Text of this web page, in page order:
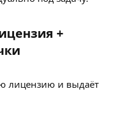
+
лицензию и выдаёт